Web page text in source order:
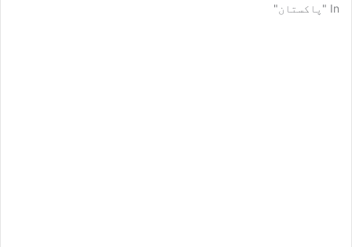
In "پاکستان"